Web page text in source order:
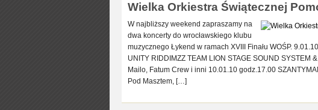
Wielka Orkiestra Świątecznej
W najbliższy weekend zapraszamy na
dwa koncerty do wrocławskiego klubu
muzycznego Łykend w ramach XVIII Finału WOŚP.
UNITY RIDDIMZZ TEAM LION STAGE SOUND
Mailo, Fatum Crew i inni 10.01.10 godz.17.00
Pod Masztem, […]